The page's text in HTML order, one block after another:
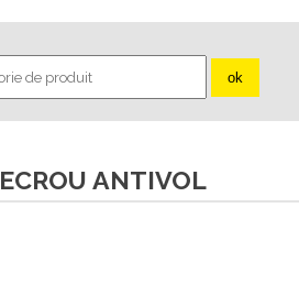
ECROU ANTIVOL